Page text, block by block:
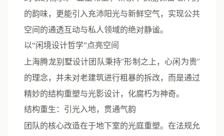
的韵味，更能引入充沛阳光与新鲜空气，实现公共
空间的通透互动与私人领域的绝对静谧。
以“闲境设计哲学”点亮空间
上海腾龙别墅设计团队秉持“形制之上，心闲为贵”
的理念，并未对老建筑进行粗暴的拆改，而是通过
精妙的结构重塑与光影设计，化腐朽为神奇。
结构重生：引光入地，贯通气韵
团队的核心改造在于地下室的光庭重塑。在法规允